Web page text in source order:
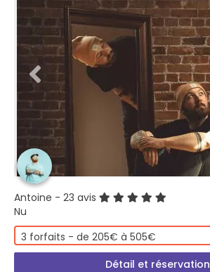
Antoine - 23 avis
Nu
3 forfaits - de 205€ à 505€
Détail et réservation